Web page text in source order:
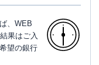
、WEB
果はご入
望の銀行